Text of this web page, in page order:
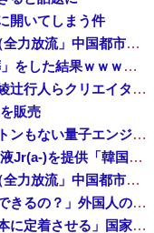
開いてしまう件
中国「大洪水！」三峡ダム「9門開放！（全力放流」中国都市「三峡沿線の道路水没」中国政府「高速道路封鎖！」中国ダム「緊急放流に合わせて開門（土砂崩れ発生」→
VTuberさん、祖母の「家族だけの一日葬」をした結果ｗｗｗｗｗｗｗ
【朗報】『ヤニねこ』新海誠、水島努、綾辻行人らクリエイターが絶賛ｗｗｗｗｗｗｗｗｗ
販売
世界初の超伝導量子熱機関…燃料もピストンもない量子エンジンが回った！
【速報】 日本赤十字社、韓国に超希少血液Jr(a-)を提供「韓国内では適合する血液を確保できなかった」※今回で4回目
中国「大洪水！」三峡ダム「9門開放！（全力放流」中国都市「三峡沿線の道路水没」中国政府「高速道路封鎖！」中国ダム「緊急放流に合わせて開門（土砂崩れ発生」→
「あきれてモノが言えない」「国を維持できるの？」外国人の永住許可要件の厳格化で在日中国人の本音は？
高市総理「物価上昇を上回る賃上げを日本に定着させる」国家公務員月給3.51％増へ 地方公務員も追随する見通し